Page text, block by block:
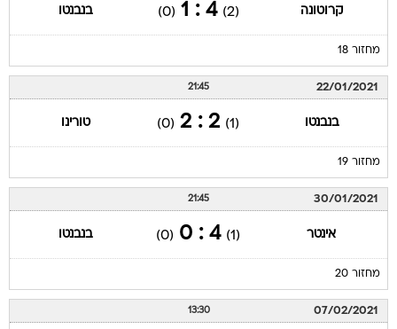
קרוטונה (2)
4 : 1
(0) בנבנטו
מחזור 18
22/01/2021
21:45
בנבנטו (1)
2 : 2
(0) טורינו
מחזור 19
30/01/2021
21:45
אינטר (1)
4 : 0
(0) בנבנטו
מחזור 20
07/02/2021
13:30